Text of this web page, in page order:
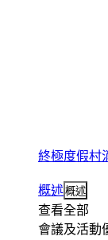
終極度假村
概述概述
查看全部
會議及活動